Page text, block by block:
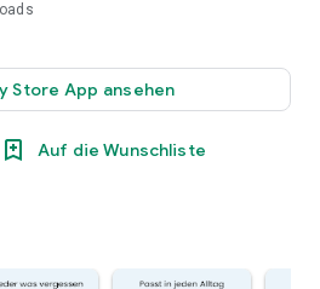
Store App ansehen
Auf die Wunschliste